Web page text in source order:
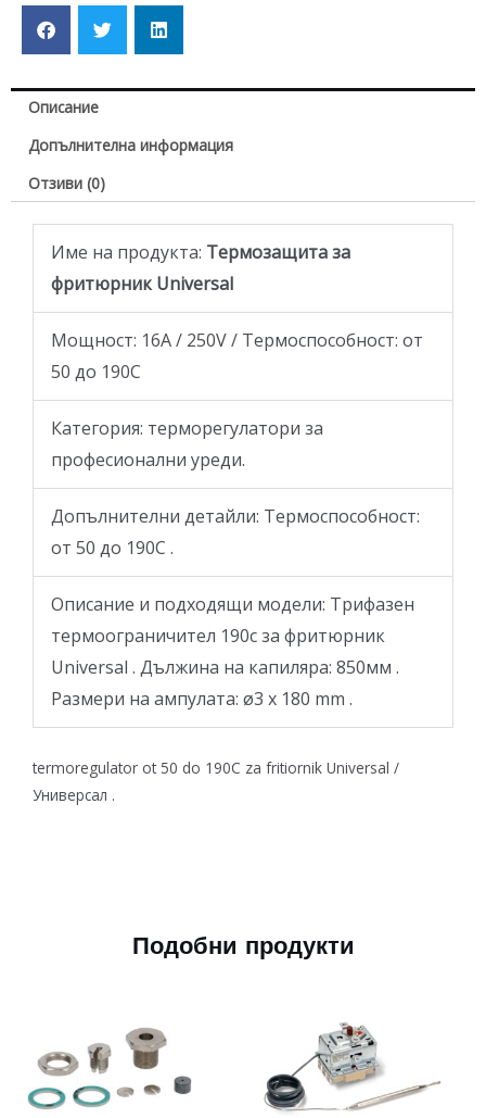
Описание
Допълнителна информация
Отзиви (0)
Име на продукта: Термозащита за
фритюрник Universal
Мощност: 16А / 250V / Термоспособност: от
50 до 190C
Категория: терморегулатори за
професионални уреди.
Допълнителни детайли: Термоспособност:
от 50 до 190C .
Описание и подходящи модели: Трифазен
термоограничител 190c за фритюрник
Universal . Дължина на капиляра: 850мм .
Размери на ампулата: ø3 x 180 mm .
termoregulator ot 50 do 190C za fritiornik Universal /
Универсал .
Подобни продукти